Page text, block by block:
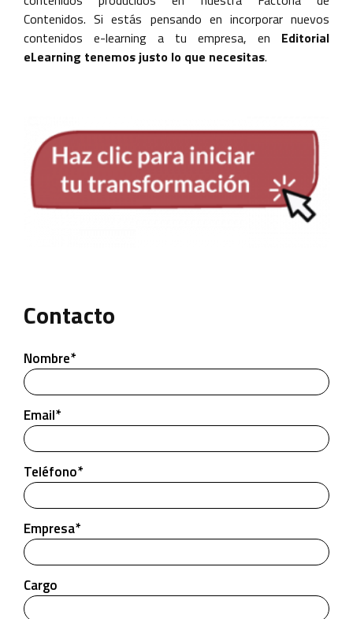
Contenidos. Si estás pensando en incorporar nuevos
contenidos e-learning a tu empresa, en Editorial
eLearning tenemos justo lo que necesitas.
Contacto
Nombre*
Email*
Teléfono*
Empresa*
Cargo